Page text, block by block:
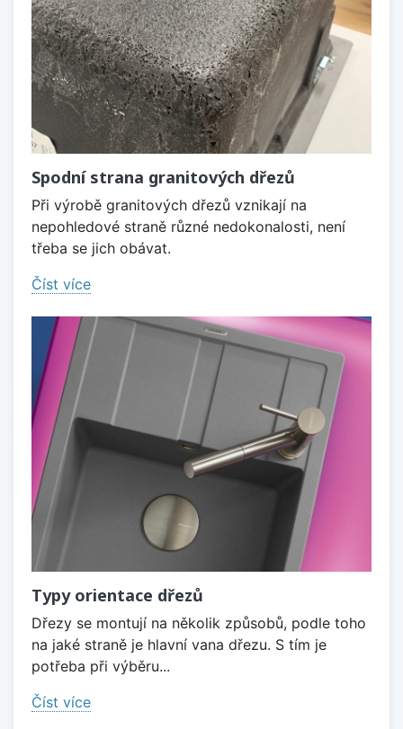
Spodní strana granitových dřezů
Při výrobě granitových dřezů vznikají na
nepohledové straně různé nedokonalosti, není
třeba se jich obávat.
Číst více
Typy orientace dřezů
Dřezy se montují na několik způsobů, podle toho
na jaké straně je hlavní vana dřezu. S tím je
potřeba při výběru...
Číst více